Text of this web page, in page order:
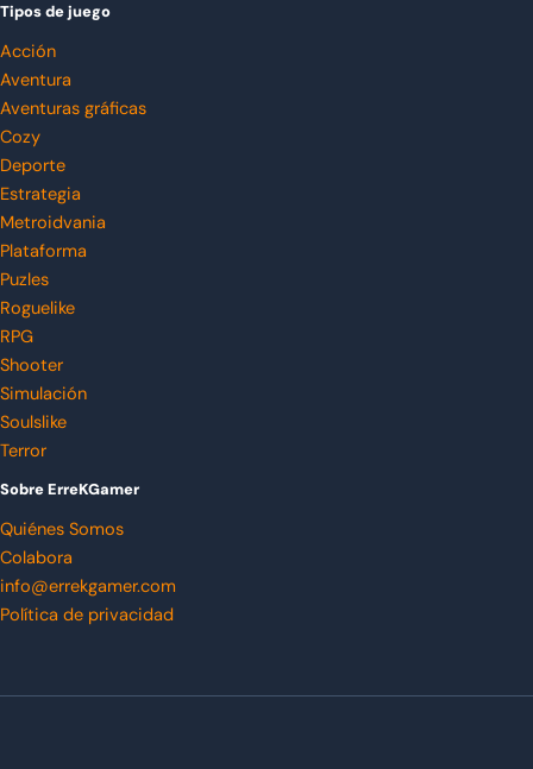
Tipos de juego
Acción
Aventura
Aventuras gráficas
Cozy
Deporte
Estrategia
Metroidvania
Plataforma
Puzles
Roguelike
RPG
Shooter
Simulación
Soulslike
Terror
Sobre ErreKGamer
Quiénes Somos
Colabora
info@errekgamer.com
Política de privacidad